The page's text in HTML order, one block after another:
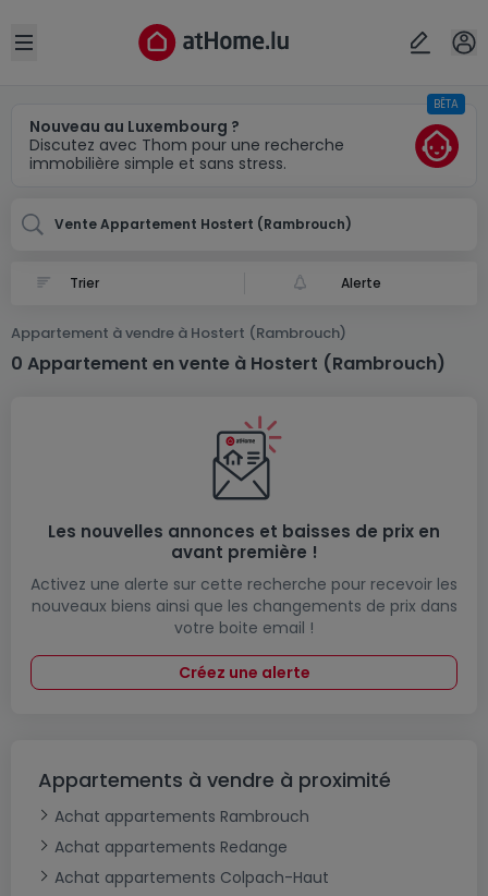
Open sidebar
Nouveau au Luxembourg ?
Discutez avec Thom pour une recherche
immobilière simple et sans stress.
BÊTA
Vente Appartement Hostert (Rambrouch)
Alerte
Appartement à vendre à Hostert (Rambrouch)
0 Appartement en vente à Hostert (Rambrouch)
Les nouvelles annonces et baisses de prix en
avant première !
Activez une alerte sur cette recherche pour recevoir les
nouveaux biens ainsi que les changements de prix dans
votre boite email !
Créez une alerte
Appartements à vendre à proximité
Achat appartements Rambrouch
Achat appartements Redange
Achat appartements Colpach-Haut
Localité(s)
Annuler OK